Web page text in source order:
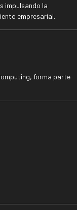
impulsando la
empresarial.
forma parte